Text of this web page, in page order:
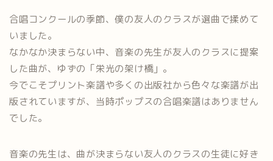
合唱コンクールの季節、僕の友人のクラスが選曲で揉めて
いました。
なかなか決まらない中、音楽の先生が友人のクラスに提案
した曲が、ゆずの「栄光の架け橋」。
今でこそプリント楽譜や多くの出版社から色々な楽譜が出
版されていますが、当時ポップスの合唱楽譜はありません
でした。
音楽の先生は、曲が決まらない友人のクラスの生徒に好き